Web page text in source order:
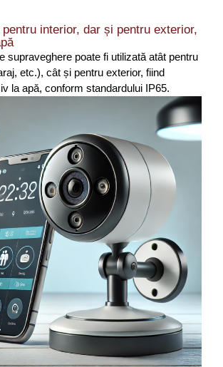
interior, dar și pentru exterior,
supraveghere poate fi utilizată atât pentru
etc.), cât și pentru exterior, fiind
la apă, conform standardului IP65.